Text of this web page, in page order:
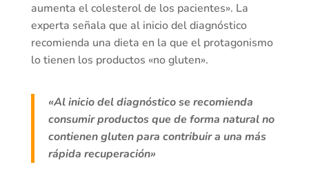
aumenta el colesterol de los pacientes». La
experta señala que al inicio del diagnóstico
recomienda una dieta en la que el protagonismo
lo tienen los productos «no gluten».
«Al inicio del diagnóstico se recomienda
consumir productos que de forma natural no
contienen gluten para contribuir a una más
rápida recuperación»